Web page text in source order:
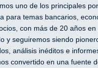
uno de los principales
para temas bancarios,
con más de 20 años en
y seguiremos siendo
análisis inéditos e
convertido en una fuente